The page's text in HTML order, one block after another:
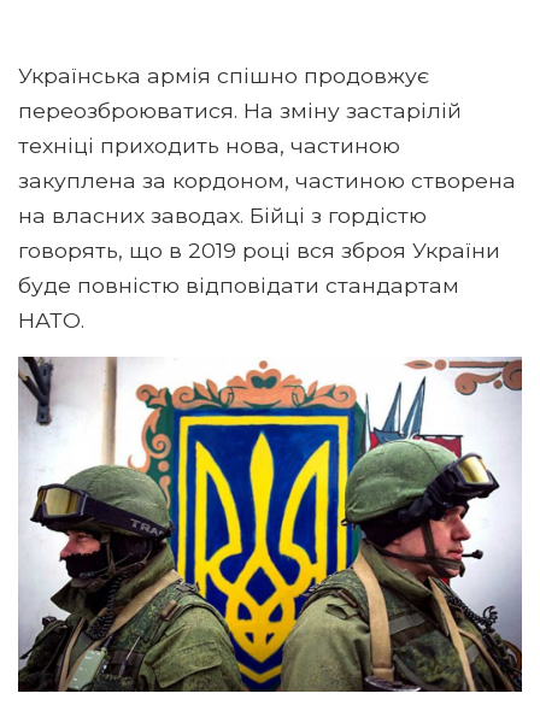
Українська армія спішно продовжує
переозброюватися. На зміну застарілій
техніці приходить нова, частиною
закуплена за кордоном, частиною створена
на власних заводах. Бійці з гордістю
говорять, що в 2019 році вся зброя України
буде повністю відповідати стандартам
НАТО.